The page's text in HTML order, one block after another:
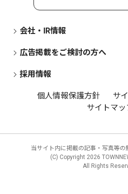
会社・IR情報
広告掲載をご検討の方へ
採用情報
個人情報保護方針
サ
サイトマッ
当サイト内に掲載の記事・写真等の
(C) Copyright 2026
All Rights